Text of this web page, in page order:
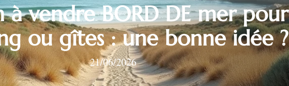
à vendre BORD DE mer pour
ou gîtes : une bonne idée ?
21/06/2026